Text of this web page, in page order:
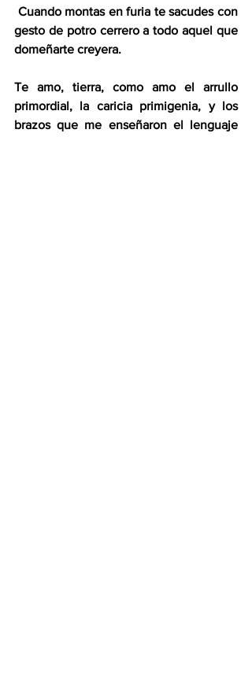
Cuando montas en furia te sacudes con
gesto de potro cerrero a todo aquel que
domeñarte creyera.
Te amo, tierra, como amo el arrullo
primordial, la caricia primigenia, y los
brazos que me enseñaron el lenguaje